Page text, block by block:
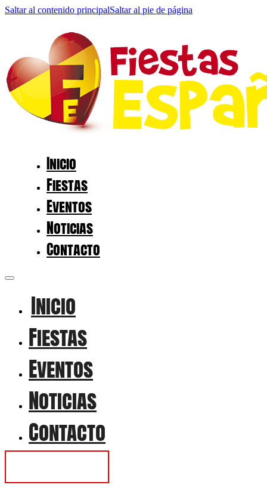
Saltar al contenido principalSaltar al pie de página
Inicio
Fiestas
Eventos
Noticias
Contacto
Inicio
Fiestas
Eventos
Noticias
Contacto